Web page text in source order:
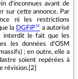
d'inconnues avant de
sur cette annonce. Par
ni les restrictions
la
DGFiP
a autorisé
interdit le fait que les
les données d'OSM
; en outre, elle a
soient repérées à
révision.[2]